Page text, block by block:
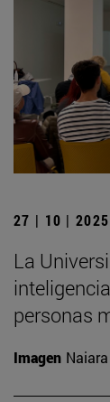
27 | 10 | 2025
La
personas
Imagen